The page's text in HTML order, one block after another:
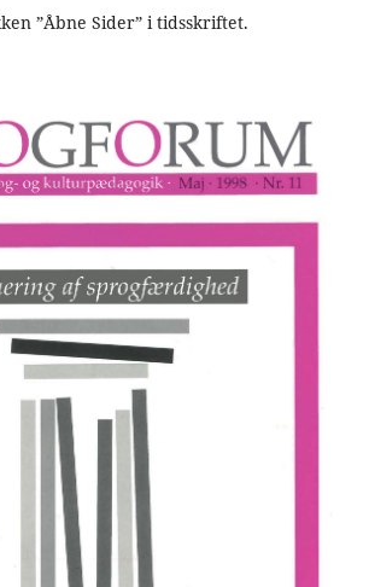
”Åbne Sider” i tidsskriftet.